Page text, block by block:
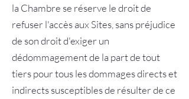
la Chambre se réserve le droit de
refuser l'accès aux Sites, sans préjudice
de son droit d'exiger un
dédommagement de la part de tout
tiers pour tous les dommages directs et
indirects susceptibles de résulter de ce